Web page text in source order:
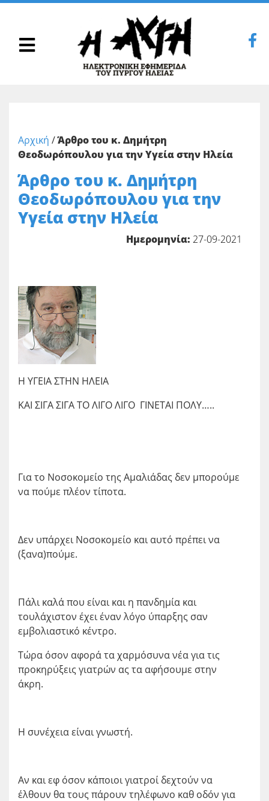
Αρχική /Άρθρο του κ. Δημήτρη
Θεοδωρόπουλου για την Υγεία στην Ηλεία
Άρθρο του κ. Δημήτρη
Θεοδωρόπουλου για την
Υγεία στην Ηλεία
Ημερομηνία: 27-09-2021
Η ΥΓΕΙΑ ΣΤΗΝ ΗΛΕΙΑ
ΚΑΙ ΣΙΓΑ ΣΙΓΑ ΤΟ ΛΙΓΟ ΛΙΓΟ ΓΙΝΕΤΑΙ ΠΟΛΥ…..
Για το Νοσοκομείο της Αμαλιάδας δεν μπορούμε
να πούμε πλέον τίποτα.
Δεν υπάρχει Νοσοκομείο και αυτό πρέπει να
(ξανα)πούμε.
Πάλι καλά που είναι και η πανδημία και
τουλάχιστον έχει έναν λόγο ύπαρξης σαν
εμβολιαστικό κέντρο.
Τώρα όσον αφορά τα χαρμόσυνα νέα για τις
προκηρύξεις γιατρών ας τα αφήσουμε στην
άκρη.
Η συνέχεια είναι γνωστή.
Αν και εφ όσον κάποιοι γιατροί δεχτούν να
έλθουν θα τους πάρουν τηλέφωνο καθ οδόν για